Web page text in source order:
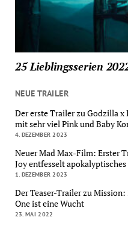
25 Lieblingsserien
NEUE TRAILER
Der erste Trailer zu Godzilla x
mit sehr viel Pink und Baby
4. DEZEMBER 2023
Neuer Mad Max-Film: Erster
Joy entfesselt
1. DEZEMBER 2023
Der Teaser-Trailer zu
One ist eine Wucht
23. MAI 2022